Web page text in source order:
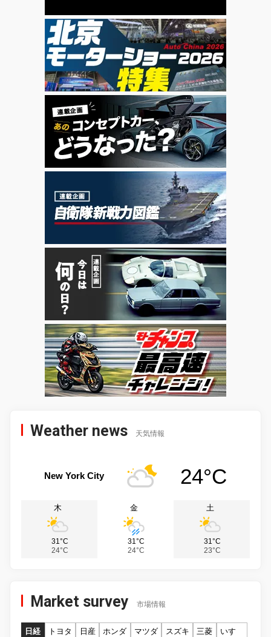
Weather news 天気情報
New York City 24°C
木
31°C
24°C
金
31°C
24°C
土
31°C
23°C
Market survey 市場情報
日経 トヨタ 日産 ホンダ マツダ スズキ 三菱
いすゞ